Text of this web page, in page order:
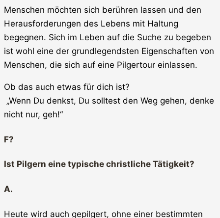
Menschen möchten sich berühren lassen und den
Herausforderungen des Lebens mit Haltung
begegnen. Sich im Leben auf die Suche zu begeben
ist wohl eine der grundlegendsten Eigenschaften von
Menschen, die sich auf eine Pilgertour einlassen.
Ob das auch etwas für dich ist?
„Wenn Du denkst, Du solltest den Weg gehen, denke
nicht nur, geh!“
F?
Ist Pilgern eine typische christliche Tätigkeit?
A.
Heute wird auch gepilgert, ohne einer bestimmten